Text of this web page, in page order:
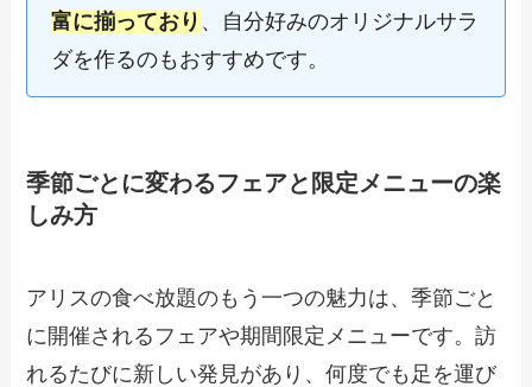
富に揃っており 、自分好みのオリジナルサラ
ダを作るのもおすすめです。
季節ごとに変わるフェアと限定メニューの楽
しみ方
アリスの食べ放題のもう一つの魅力は、季節ごと
に開催されるフェアや期間限定メニューです。訪
れるたびに新しい発見があり、何度でも足を運び